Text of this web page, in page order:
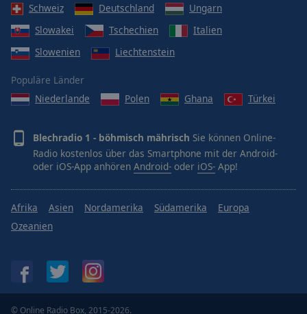
Schweiz
Deutschland
Ungarn
Slowakei
Tschechien
Italien
Slowenien
Liechtenstein
Populäre Länder
Niederlande
Polen Ghana Türkei
Blechradio 1 - böhmisch mährisch Sie können Online-
Radio kostenlos über das Smartphone mit der Android-
oder iOS-App anhören Android- oder iOS- App!
Afrika Asien Nordamerika Südamerika
Europa
Ozeanien
© Online Radio Box, 2015-2026.